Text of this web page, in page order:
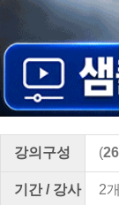
강의구성 (
기간 / 강사 2